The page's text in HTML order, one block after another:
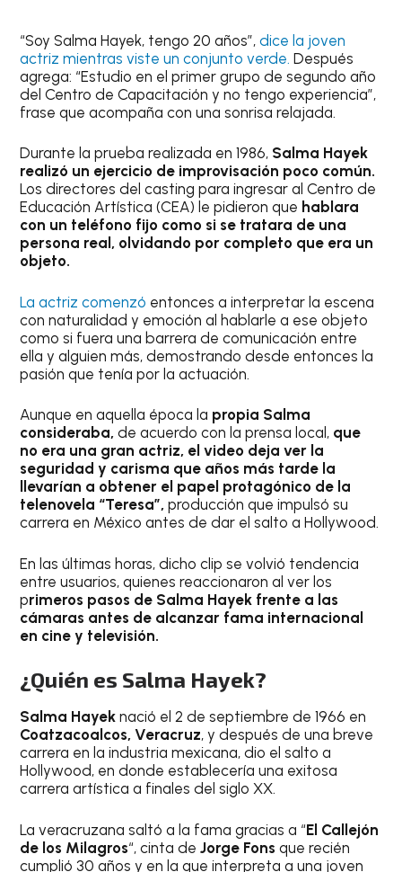
“Soy Salma Hayek, tengo 20 años”,dice la joven
actriz mientras viste un conjunto verde. Después
agrega: “Estudio en el primer grupo de segundo año
del Centro de Capacitación y no tengo experiencia”,
frase que acompaña con una sonrisa relajada.
Durante la prueba realizada en 1986, Salma Hayek
realizó un ejercicio de improvisación poco común.
Los directores del casting para ingresar al Centro de
Educación Artística (CEA) le pidieron que hablara
con un teléfono fijo como si se tratara de una
persona real, olvidando por completo que era un
objeto.
La actriz comenzó entonces a interpretar la escena
con naturalidad y emoción al hablarle a ese objeto
como si fuera una barrera de comunicación entre
ella y alguien más, demostrando desde entonces la
pasión que tenía por la actuación.
Aunque en aquella época la propia Salma
consideraba, de acuerdo con la prensa local, que
no era una gran actriz, el video deja ver la
seguridad y carisma que años más tarde la
llevarían a obtener el papel protagónico de la
telenovela “Teresa”,producción que impulsó su
carrera en México antes de dar el salto a Hollywood.
En las últimas horas, dicho clip se volvió tendencia
entre usuarios, quienes reaccionaron al ver los
primeros pasos de Salma Hayek frente a las
cámaras antes de alcanzar fama internacional
en cine y televisión.
¿Quién es Salma Hayek?
Salma Hayek nació el 2 de septiembre de 1966 en
Coatzacoalcos, Veracruz, y después de una breve
carrera en la industria mexicana, dio el salto a
Hollywood, en donde establecería una exitosa
carrera artística a finales del siglo XX.
La veracruzana saltó a la fama gracias a “El Callejón
de los Milagros“, cinta deJorge Fonsque recién
cumplió 30 años y en la que interpreta a una joven